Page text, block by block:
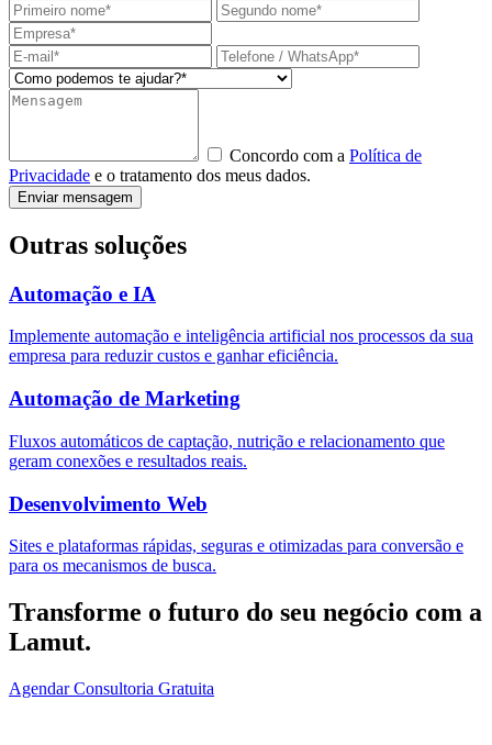
Concordo com a Política de
Privacidade e o tratamento dos meus dados.
Enviar mensagem
Outras soluções
Automação e IA
Implemente automação e inteligência artificial nos processos da sua
empresa para reduzir custos e ganhar eficiência.
Automação de Marketing
Fluxos automáticos de captação, nutrição e relacionamento que
geram conexões e resultados reais.
Desenvolvimento Web
Sites e plataformas rápidas, seguras e otimizadas para conversão e
para os mecanismos de busca.
Transforme o futuro do seu negócio com a
Lamut.
Agendar Consultoria Gratuita